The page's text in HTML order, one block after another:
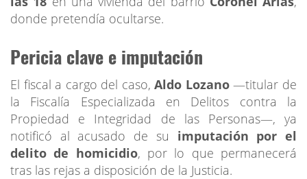
donde pretendía ocultarse.
Pericia clave e imputación
El fiscal a cargo del caso,Aldo Lozano—titular de
la Fiscalía Especializada en Delitos contra la
Propiedad e Integridad de las Personas—, ya
notificó al acusado de su imputación por el
delito de homicidio, por lo que permanecerá
tras las rejas a disposición de la Justicia.